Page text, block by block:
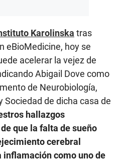
Karolinska tras
eBioMedicine, hoy se
acelerar la vejez de
Abigail Dove como
de Neurobiología,
Sociedad de dicha casa de
hallazgos
que la falta de sueño
cerebral
inflamación como uno de